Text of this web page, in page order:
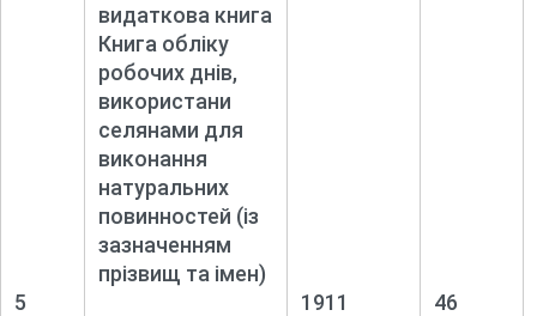
5
видаткова книга
Книга обліку
робочих днів,
використани
селянами для
виконання
натуральних
повинностей (із
зазначенням
прізвищ та імен)
1911 46